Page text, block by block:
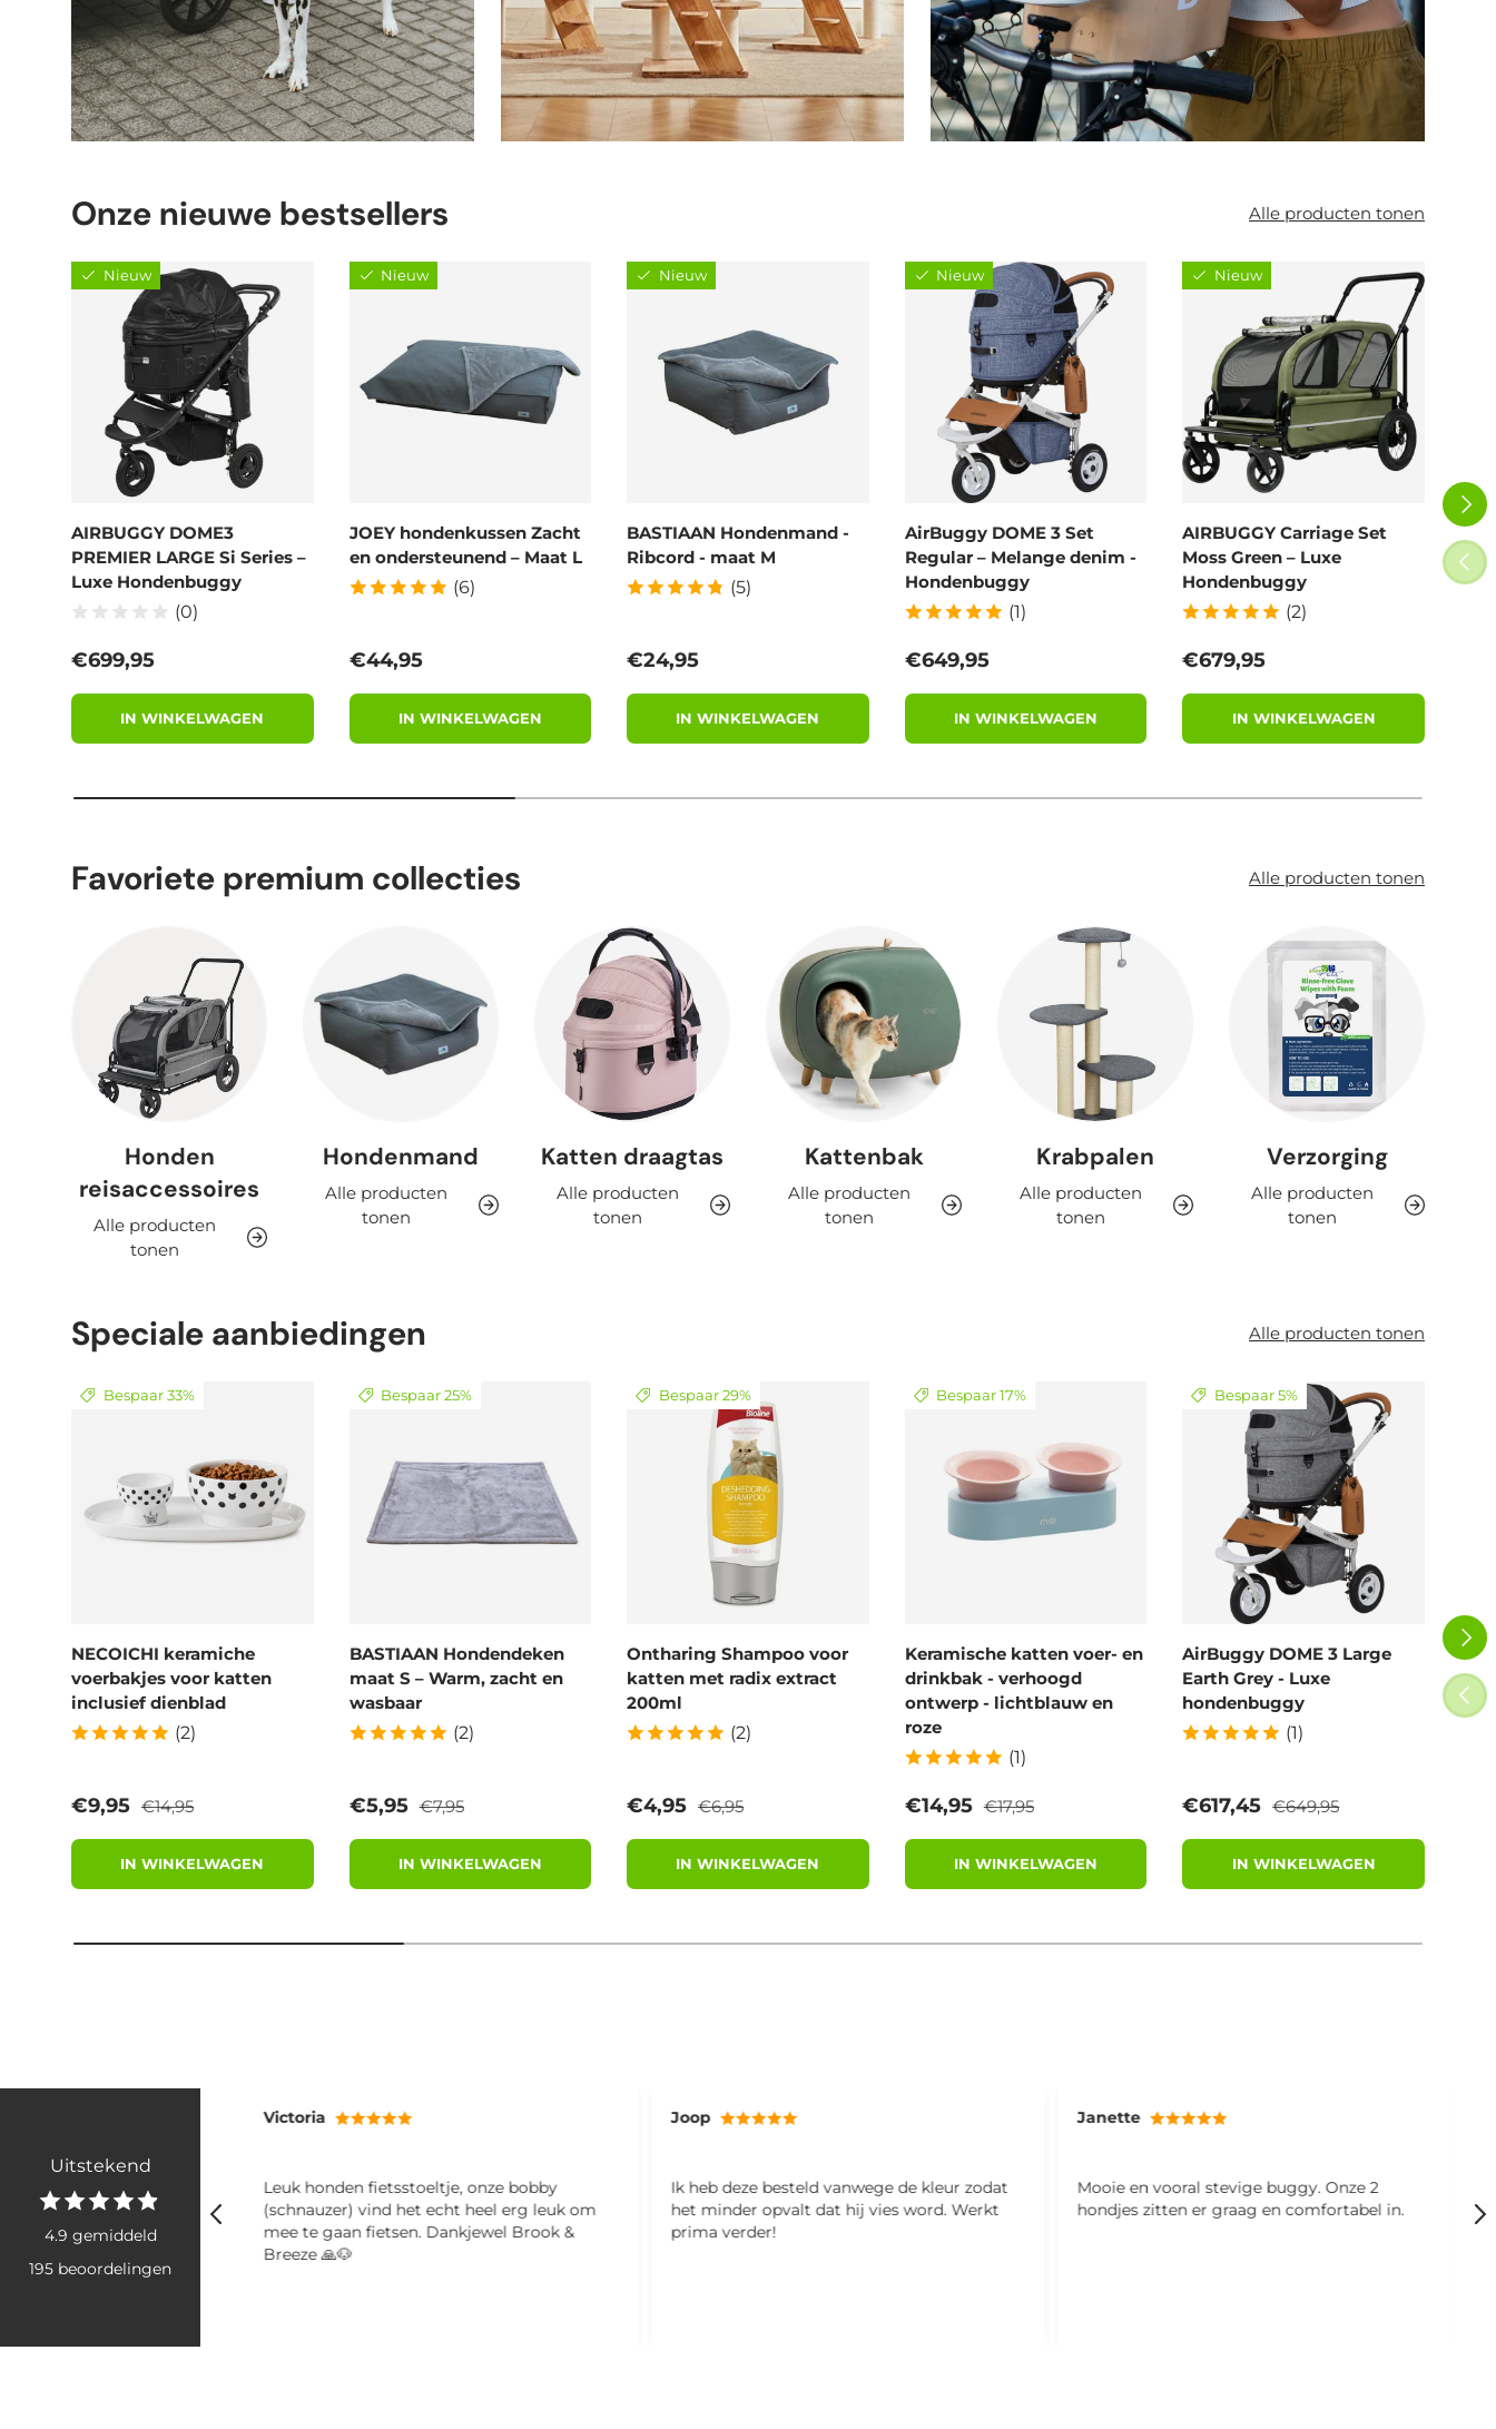
Onze nieuwe bestsellers Alle producten tonen
Nieuw
AIRBUGGY DOME3
PREMIER LARGE Si Series –
Luxe Hondenbuggy
(0)
Reguliere prijs
€699,95
IN WINKELWAGEN
Nieuw
JOEY hondenkussen Zacht
en ondersteunend – Maat L
(6)
Reguliere prijs
€44,95
IN WINKELWAGEN
Nieuw
BASTIAAN Hondenmand -
Ribcord - maat M
(5)
Reguliere prijs
€24,95
IN WINKELWAGEN
Nieuw
AirBuggy DOME 3 Set
Regular – Melange denim -
Hondenbuggy
(1)
Reguliere prijs
€649,95
IN WINKELWAGEN
Nieuw
AIRBUGGY Carriage Set
Moss Green – Luxe
Hondenbuggy
(2)
Reguliere prijs
€679,95
IN WINKELWAGEN
Favoriete premium collecties Alle producten tonen
Honden
reisaccessoires
Alle producten
tonen
Hondenmand
Alle producten
tonen
Katten draagtas
Alle producten
tonen
Kattenbak
Alle producten
tonen
Krabpalen
Alle producten
tonen
Verzorging
Alle producten
tonen
Speciale aanbiedingen Alle producten tonen
Bespaar 33%
NECOICHI keramiche
voerbakjes voor katten
inclusief dienblad
(2)
Verkoopprijs
€9,95 Reguliere prijs
€14,95
IN WINKELWAGEN
Bespaar 25%
BASTIAAN Hondendeken
maat S – Warm, zacht en
wasbaar
(2)
Verkoopprijs
€5,95 Reguliere prijs
€7,95
IN WINKELWAGEN
Bespaar 29%
Ontharing Shampoo voor
katten met radix extract
200ml
(2)
Verkoopprijs
€4,95 Reguliere prijs
€6,95
IN WINKELWAGEN
Bespaar 17%
Keramische katten voer- en
drinkbak - verhoogd
ontwerp - lichtblauw en
roze
(1)
Verkoopprijs
€14,95 Reguliere prijs
€17,95
IN WINKELWAGEN
Bespaar 5%
AirBuggy DOME 3 Large
Earth Grey - Luxe
hondenbuggy
(1)
Verkoopprijs
€617,45 Reguliere prijs
€649,95
IN WINKELWAGEN
Uitstekend
4.9 gemiddeld
195 beoordelingen
Fijne shampoo en
Victoria
Leuk honden fietsstoeltje, onze bobby
(schnauzer) vind het echt heel erg leuk om
mee te gaan fietsen. Dankjewel Brook &
Breeze 🙏🐶
Joop
Ik heb deze besteld vanwege de kleur zodat
het minder opvalt dat hij vies word. Werkt
prima verder!
Janette
Mooie en vooral stevige buggy. Onze 2
hondjes zitten er graag en comfortabel in.